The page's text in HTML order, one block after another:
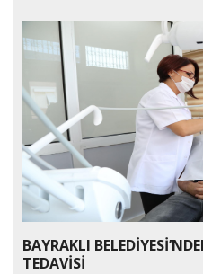
BAYRAKLI
TEDAVİSİ